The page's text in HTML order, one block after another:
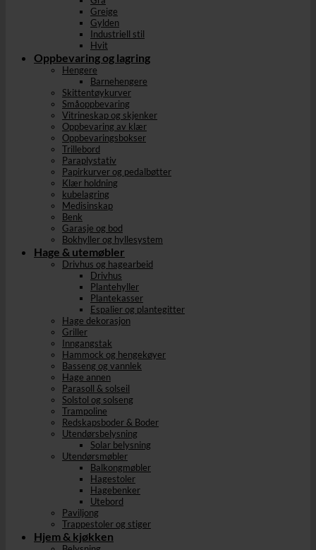
Greige
Gylden
Industriell stil
Hvit
Oppbevaring og lagring
Hengere
Barnehengere
Skittentøykurver
Småoppbevaring
Vitrineskap og skjenker
Oppbevaring av klær
Oppbevaringsbokser
Trillebord
Paraplystativ
Papirkurver og pedalbøtter
Klær holdning
kubelagring
Medisinskap
Benk
Garasje og bod
Bokhyller og hyllesystem
Hage & utemøbler
Drivhus og hagearbeid
Drivhus
Plantehyller
Plantekasser
Espalier og plantegitter
Hage dekorasjon
Griller
Inngangstak
Hammock og hengekøyer
Basseng og vannlek
Hage annen
Parasoll & solseil
Solstol og solseng
Trampoline
Redskapsboder & Boder
Utendørsbelysning
Solar belysning
Utendørsmøbler
Balkongmøbler
Hagestoler
Hagebenker
Utebord
Paviljong
Trappestoler og stiger
Hjem & kjøkken